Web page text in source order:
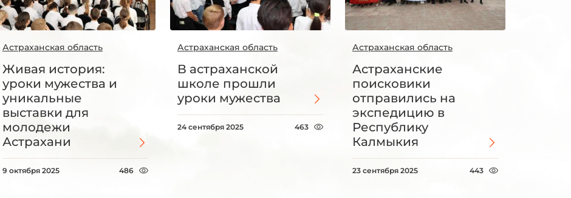
Астраханская область
Живая история:
уроки мужества и
уникальные
выставки для
молодежи
Астрахани
9 октября 2025 486
Астраханская область
В астраханской
школе прошли
уроки мужества
24 сентября 2025 463
Астраханская область
Астраханские
поисковики
отправились на
экспедицию в
Республику
Калмыкия
23 сентября 2025 443